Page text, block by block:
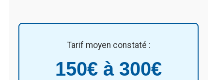
Tarif moyen constaté :
150€ à 300€